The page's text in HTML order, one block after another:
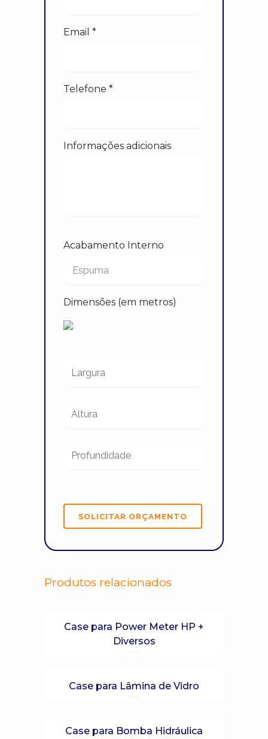
Email *
Telefone *
Informações adicionais
Acabamento Interno
Dimensões (em metros)
Produtos relacionados
Case para Power Meter HP +
Diversos
Case para Lâmina de Vidro
Case para Bomba Hidráulica